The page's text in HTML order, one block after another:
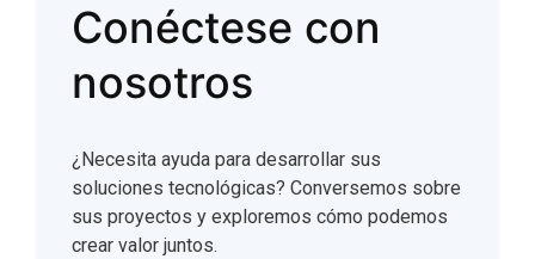
Conéctese con
nosotros
¿Necesita ayuda para desarrollar sus
soluciones tecnológicas? Conversemos sobre
sus proyectos y exploremos cómo podemos
crear valor juntos.